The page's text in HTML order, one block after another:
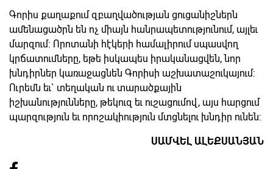
Գորիս քաղաքում զբաղվածության ցուցանիշներն
ամենացածրն են ոչ միայն հանրապետությունում, այլեւ
մարզում: Որոտանի հէկերի համալիրում սպասվող
կրճատումները, եթե իսկապես իրականացվեն, նոր
խնդիրներ կառաջացնեն Գորիսի աշխատաշուկայում:
Ուրեմն եւ` տեղական ու տարածքային
իշխանությունները, թեկուզ եւ ուշացումով, այս հարցում
պարզություն եւ որոշակիություն մտցնելու խնդիր ունեն:
ՍԱՄՎԵԼ ԱԼԵՔՍԱՆՅԱՆ